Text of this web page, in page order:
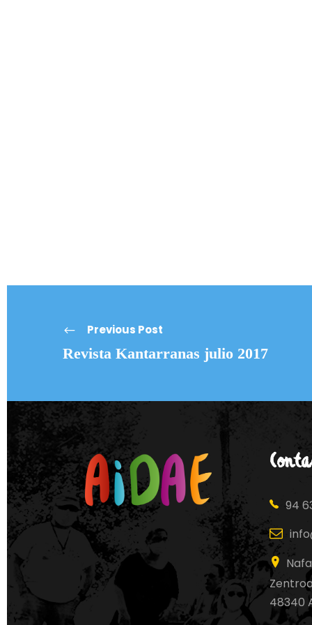
Previous Post
Revista Kantarranas julio 2017
94
48340